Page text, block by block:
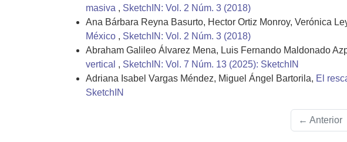
masiva , SketchIN: Vol. 2 Núm. 3 (2018)
Ana Bárbara Reyna Basurto, Hector Ortiz Monroy, Verónica
México , SketchIN: Vol. 2 Núm. 3 (2018)
Abraham Galileo Álvarez Mena, Luis Fernando Maldonado
vertical , SketchIN: Vol. 7 Núm. 13 (2025): SketchIN
Adriana Isabel Vargas Méndez, Miguel Ángel Bartorila, El
SketchIN
← Anterior